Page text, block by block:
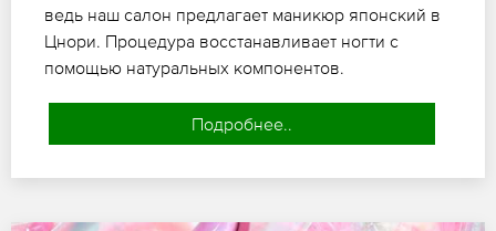
ведь наш салон предлагает маникюр японский в
Цнори. Процедура восстанавливает ногти с
помощью натуральных компонентов.
Подробнее..